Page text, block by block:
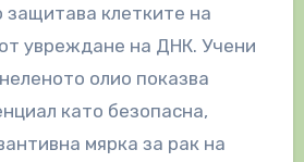
защитава клетките на
увреждане на ДНК. Учени
олио показва
като безопасна,
мярка за рак на